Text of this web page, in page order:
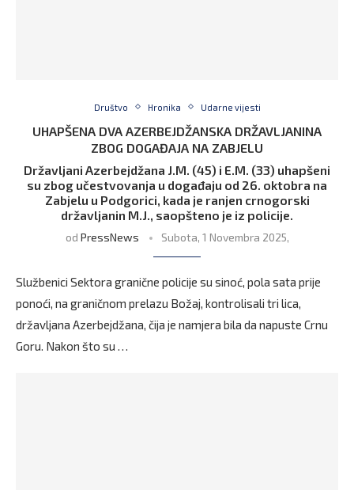
Društvo Hronika Udarne vijesti
UHAPŠENA DVA AZERBEJDŽANSKA DRŽAVLJANINA
ZBOG DOGAĐAJA NA ZABJELU
Državljani Azerbejdžana J.M. (45) i E.M. (33) uhapšeni
su zbog učestvovanja u događaju od 26. oktobra na
Zabjelu u Podgorici, kada je ranjen crnogorski
državljanin M.J., saopšteno je iz policije.
od PressNews Subota, 1 Novembra 2025,
Službenici Sektora granične policije su sinoć, pola sata prije
ponoći, na graničnom prelazu Božaj, kontrolisali tri lica,
državljana Azerbejdžana, čija je namjera bila da napuste Crnu
Goru. Nakon što su …